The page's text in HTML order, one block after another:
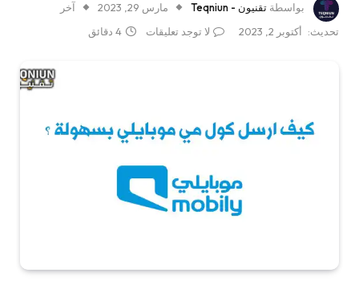
بواسطة تقنيون - Teqniun مارس 29, 2023
آخر
تحديث:
أكتوبر 2, 2023 لا توجد تعليقات 4 دقائق